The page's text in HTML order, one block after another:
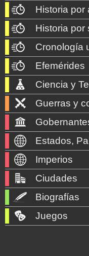
Historia por
Historia por
Cronología
Efemérides
Ciencia y
Guerras y
Estados,
Imperios
Ciudades
Biografías
Juegos